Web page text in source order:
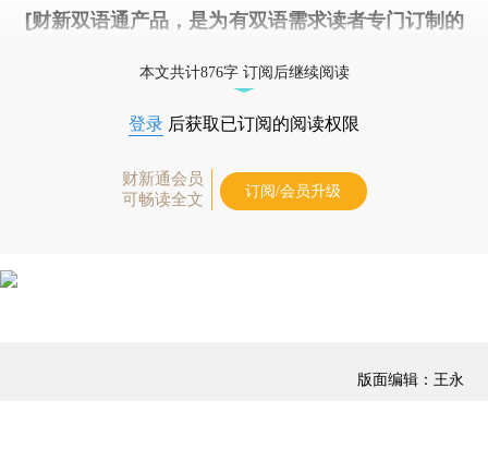
[财新双语通产品，是为有双语需求读者专门订制的
本文共计876字 订阅后继续阅读
登录 后获取已订阅的阅读权限
财新通会员
可畅读全文
订阅/会员升级
版面编辑：王永